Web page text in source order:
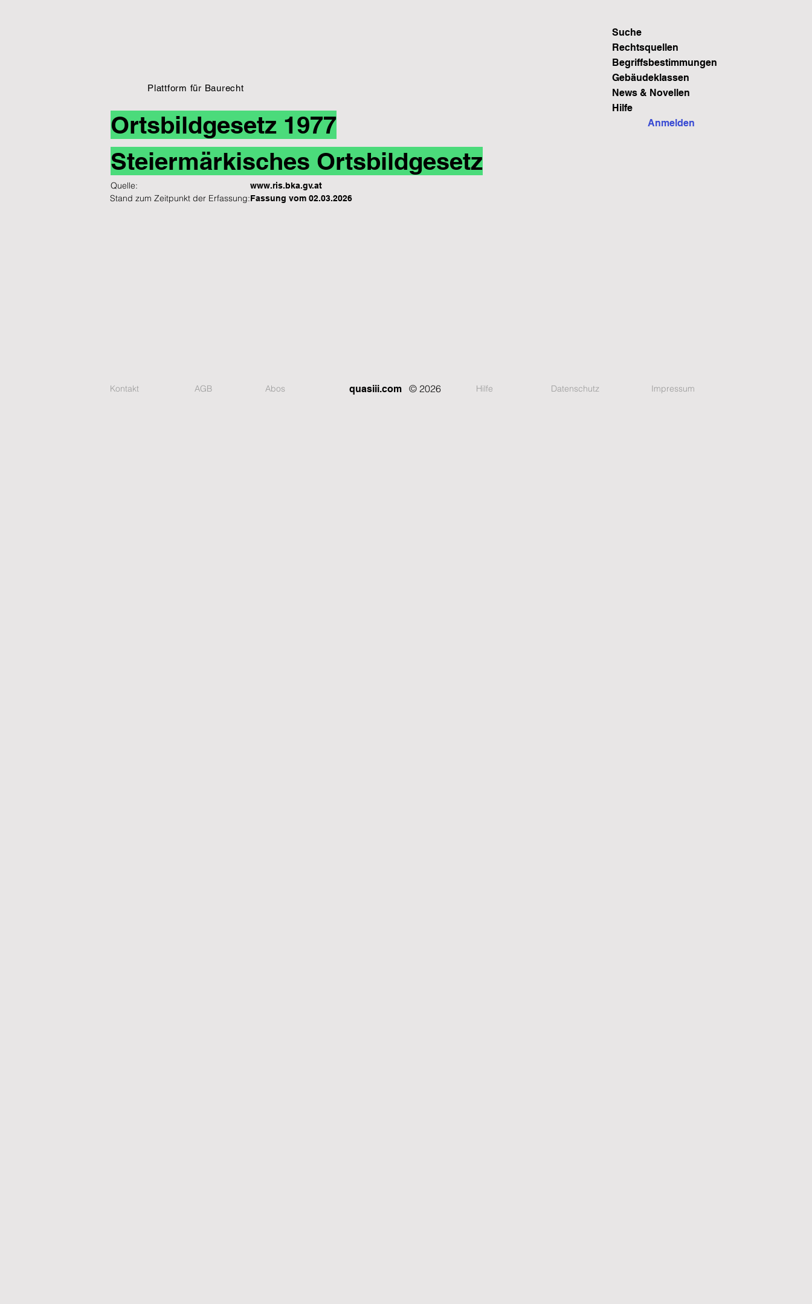
Plattform für Baurecht
Anmelden
Steiermärkisches Ortsbildgesetz
Quelle: www.ris.bka.gv.at
Ortsbildgesetz 1977
Stand zum Zeitpunkt der Erfassung:Fassung vom 02.03.2026
Suche
Rechtsquellen
Begriffsbestimmungen
Gebäudeklassen
News & Novellen
Hilfe
quasiii.com © 2026 Impressum
Datenschutz
Kontakt AGB Abos Hilfe